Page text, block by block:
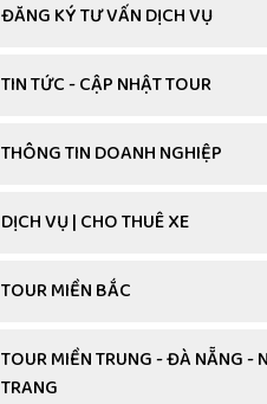
ĐĂNG KÝ TƯ VẤN DỊCH VỤ
TIN TỨC - CẬP NHẬT TOUR
THÔNG TIN DOANH NGHIỆP
DỊCH VỤ | CHO THUÊ XE
TOUR MIỀN BẮC
TOUR MIỀN TRUNG - ĐÀ NẴNG -
TRANG